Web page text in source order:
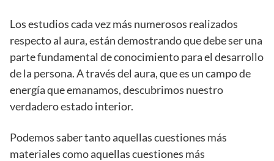
Los estudios cada vez más numerosos realizados
respecto al aura, están demostrando que debe ser una
parte fundamental de conocimiento para el desarrollo
de la persona. A través del aura, que es un campo de
energía que emanamos, descubrimos nuestro
verdadero estado interior.
Podemos saber tanto aquellas cuestiones más
materiales como aquellas cuestiones más